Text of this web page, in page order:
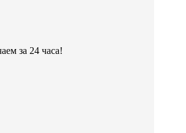
за 24 часа!